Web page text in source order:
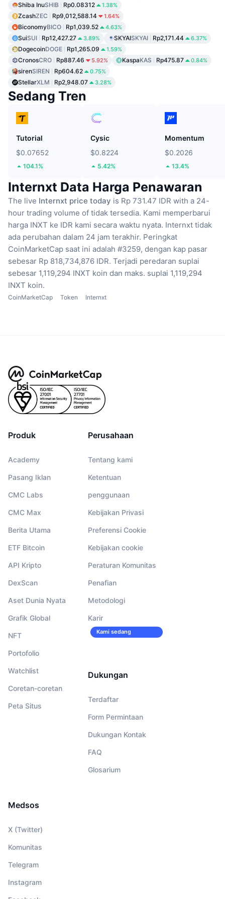
Shiba InuSHIB Rp0.08312 1.38%
ZcashZEC Rp9,012,588.14 1.64%
BiconomyBICO Rp1,039.52 4.63%
SuiSUI Rp12,427.27 3.89% SKYAISKYAI Rp2,171.44 6.37%
DogecoinDOGE Rp1,265.09 1.59%
CronosCRO Rp887.46 5.92% KaspaKAS Rp475.87 0.84%
sirenSIREN Rp604.62 0.75%
StellarXLM Rp2,948.07 3.28%
Sedang Tren
Tutorial
$0.07652
104.1%
Cysic
$0.8224
5.42%
Momentum
$0.2026
13.4%
Internxt Data Harga Penawaran
The live Internxt price today is Rp 731.47 IDR with a 24-
hour trading volume of tidak tersedia. Kami memperbarui
harga INXT ke IDR kami secara waktu nyata. Internxt tidak
ada perubahan dalam 24 jam terakhir. Peringkat
CoinMarketCap saat ini adalah #3259, dengan kap pasar
sebesar Rp 818,734,876 IDR. Terjadi peredaran suplai
sebesar 1,119,294 INXT koin dan maks. suplai 1,119,294
INXT koin.
CoinMarketCap Token Internxt
Produk
Academy
Pasang Iklan
CMC Labs
CMC Max
Berita Utama
ETF Bitcoin
API Kripto
DexScan
Aset Dunia Nyata
Grafik Global
NFT
Portofolio
Watchlist
Coretan-coretan
Peta Situs
Perusahaan
Tentang kami
Ketentuan
penggunaan
Kebijakan Privasi
Preferensi Cookie
Kebijakan cookie
Peraturan Komunitas
Penafian
Metodologi
Karir
Kami sedang
Dukungan
Terdaftar
Form Permintaan
Dukungan Kontak
FAQ
Glosarium
Medsos
X (Twitter)
Komunitas
Telegram
Instagram